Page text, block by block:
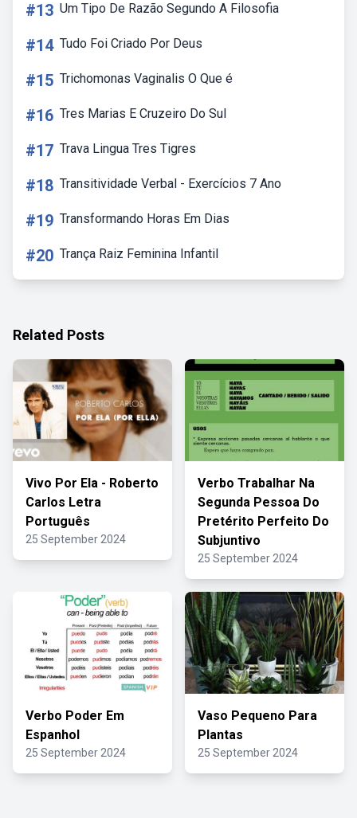
#13 Um Tipo De Razão Segundo A Filosofia
#14 Tudo Foi Criado Por Deus
#15 Trichomonas Vaginalis O Que é
#16 Tres Marias E Cruzeiro Do Sul
#17 Trava Lingua Tres Tigres
#18 Transitividade Verbal - Exercícios 7 Ano
#19 Transformando Horas Em Dias
#20 Trança Raiz Feminina Infantil
Related Posts
Vivo Por Ela - Roberto
Carlos Letra
Português
25 September 2024
Verbo Trabalhar Na
Segunda Pessoa Do
Pretérito Perfeito Do
Subjuntivo
25 September 2024
Verbo Poder Em
Espanhol
25 September 2024
Vaso Pequeno Para
Plantas
25 September 2024